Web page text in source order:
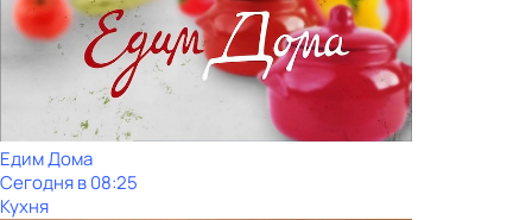
Едим Дома
Сегодня в 08:25
Кухня